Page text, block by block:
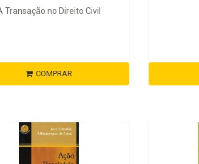
Transação no Direito Civil
COMPRAR